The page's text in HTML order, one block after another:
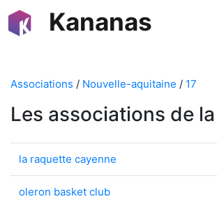
Kananas
Associations / Nouvelle-aquitaine / 17
Les associations de
la raquette cayenne
oleron basket club